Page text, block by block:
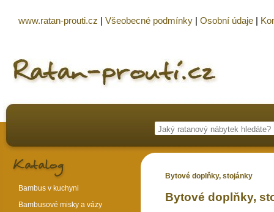
Bytové doplňky, stojánky
Bytové doplňky,
Bambus v kuchyni
Bambusové misky a vázy
www.ratan-prouti.cz | Všeobecné podmínky | Osobní údaje |